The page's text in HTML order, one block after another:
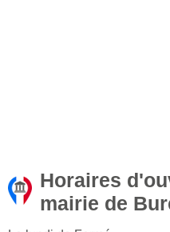
Horaires
mairie de